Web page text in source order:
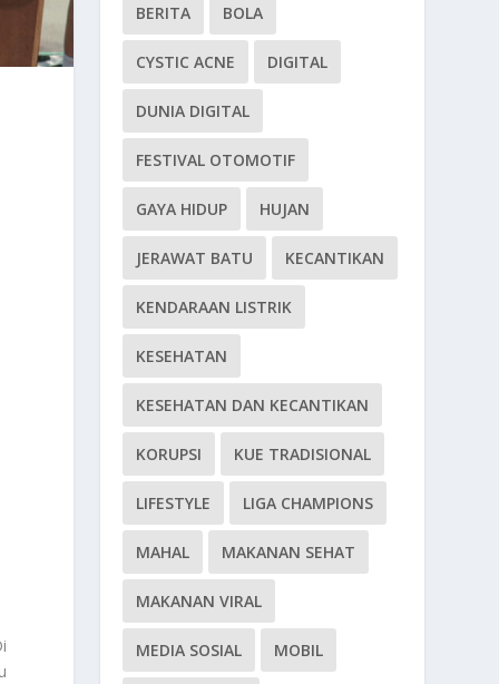
BERITA BOLA
CYSTIC ACNE DIGITAL
DUNIA DIGITAL
FESTIVAL OTOMOTIF
GAYA HIDUP HUJAN
JERAWAT BATU KECANTIKAN
KENDARAAN LISTRIK
KESEHATAN
KESEHATAN DAN KECANTIKAN
KORUPSI KUE TRADISIONAL
LIFESTYLE LIGA CHAMPIONS
MAHAL MAKANAN SEHAT
MAKANAN VIRAL
MEDIA SOSIAL MOBIL